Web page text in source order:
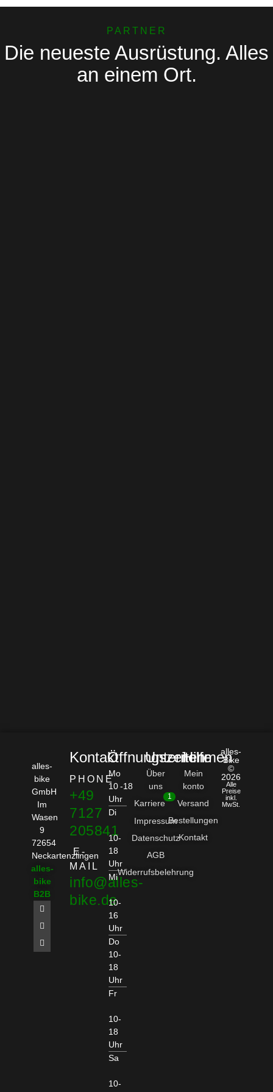
PARTNER
Die neueste Ausrüstung. Alles
an einem Ort.
alles-
bike
GmbH
Im
Wasen
9
72654
Neckartenzlingen
alles-
bike
B2B
Kontakt
PHONE
+49
7127
205841
E-
MAIL
info@alles-
bike.de
Öffnungszeiten
Mo
10 -18
Uhr
Di
10-
18
Uhr
Mi
10-
16
Uhr
Do
10-
18
Uhr
Fr
10-
18
Uhr
Sa
10-
Unternehmen
Über
uns
Karriere
1
Impressum
Datenschutz
AGB
Widerrufsbelehrung
Hilfe
Mein
konto
Versand
Bestellungen
Kontakt
alles-
Bike
©
2026
Alle
Preise
inkl.
MwSt.